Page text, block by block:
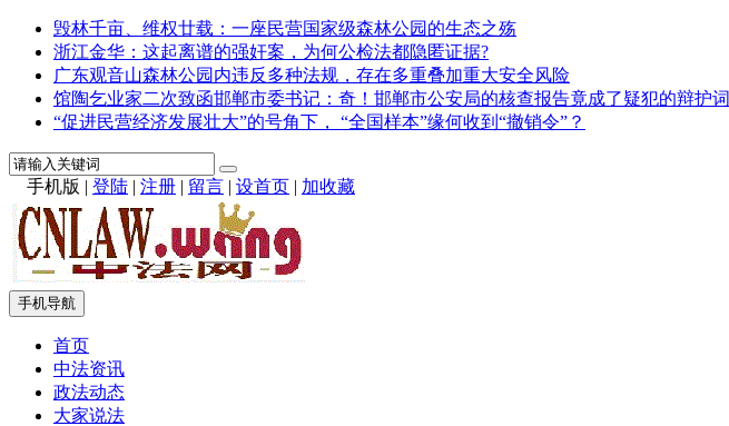
毁林千亩、维权廿载：一座民营国家级森林公园的生态之殇
浙江金华：这起离谱的强奸案，为何公检法都隐匿证据?
广东观音山森林公园内违反多种法规，存在多重叠加重大安全风险
馆陶乞业家二次致函邯郸市委书记：奇！邯郸市公安局的核查报告竟成了疑犯的辩护词
“促进民营经济发展壮大”的号角下， “全国样本”缘何收到“撤销令”？
手机版 | 登陆 | 注册 | 留言 | 设首页 | 加收藏
手机导航
首页
中法资讯
政法动态
大家说法